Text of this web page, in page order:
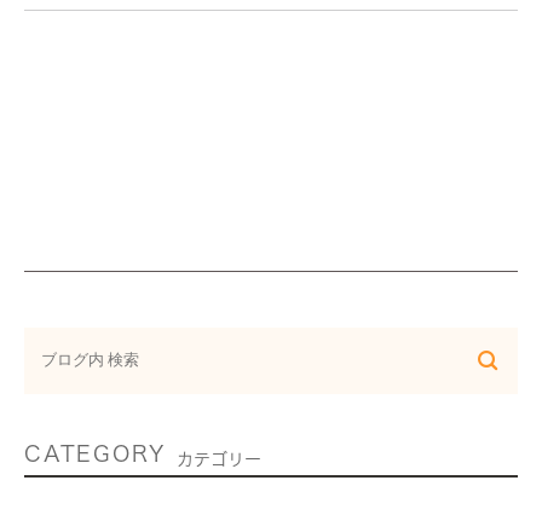
CATEGORY カテゴリー